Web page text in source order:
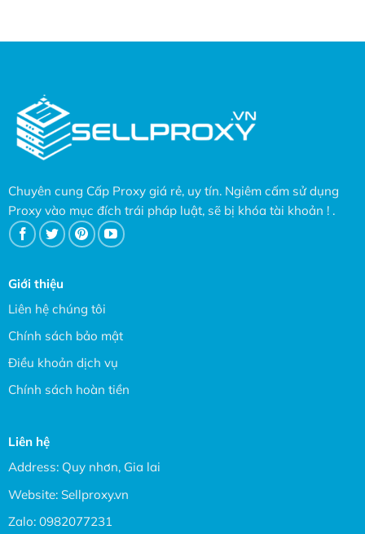
Chuyên cung Cấp Proxy giá rẻ, uy tín. Ngiêm cấm sử dụng
Proxy vào mục đích trái pháp luật, sẽ bị khóa tài khoản ! .
Giới thiệu
Liên hệ chúng tôi
Chính sách bảo mật
Điều khoản dịch vụ
Chính sách hoàn tiền
Liên hệ
Address: Quy nhơn, Gia lai
Website: Sellproxy.vn
Zalo: 0982077231